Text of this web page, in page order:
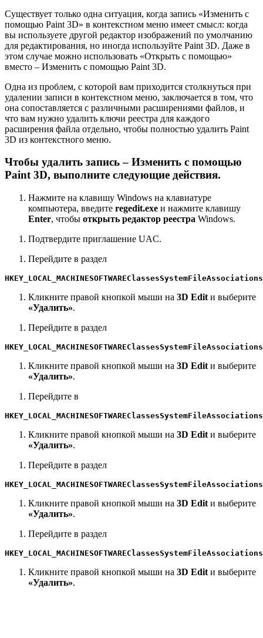
Существует только одна ситуация, когда запись «Изменить с
помощью Paint 3D» в контекстном меню имеет смысл: когда
вы используете другой редактор изображений по умолчанию
для редактирования, но иногда используйте Paint 3D. Даже в
этом случае можно использовать «Открыть с помощью»
вместо – Изменить с помощью Paint 3D.
Одна из проблем, с которой вам приходится столкнуться при
удалении записи в контекстном меню, заключается в том, что
она сопоставляется с различными расширениями файлов, и
что вам нужно удалить ключи реестра для каждого
расширения файла отдельно, чтобы полностью удалить Paint
3D из контекстного меню.
Чтобы удалить запись – Изменить с помощью
Paint 3D, выполните следующие действия.
Нажмите на клавишу Windows на клавиатуре
компьютера, введите regedit.exe и нажмите клавишу
Enter, чтобы открыть редактор реестра Windows.
Подтвердите приглашение UAC.
Перейдите в раздел
Кликните правой кнопкой мыши на 3D Edit и выберите
«Удалить».
Перейдите в раздел
Кликните правой кнопкой мыши на 3D Edit и выберите
«Удалить».
Перейдите в
Кликните правой кнопкой мыши на 3D Edit и выберите
«Удалить».
Перейдите в раздел
Кликните правой кнопкой мыши на 3D Edit и выберите
«Удалить».
Перейдите в раздел
Кликните правой кнопкой мыши на 3D Edit и выберите
«Удалить».